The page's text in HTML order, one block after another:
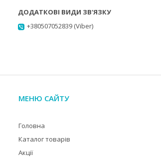
+380507052839 (Viber)
МЕНЮ САЙТУ
Головна
Каталог товарів
Акції